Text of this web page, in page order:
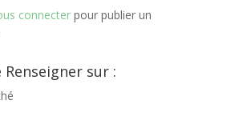
connecterpour publier un
Renseigner sur :